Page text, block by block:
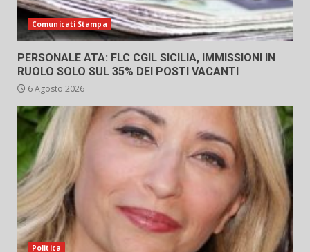
Comunicati Stampa
PERSONALE ATA: FLC CGIL SICILIA, IMMISSIONI IN
RUOLO SOLO SUL 35% DEI POSTI VACANTI
6 Agosto 2026
Politica